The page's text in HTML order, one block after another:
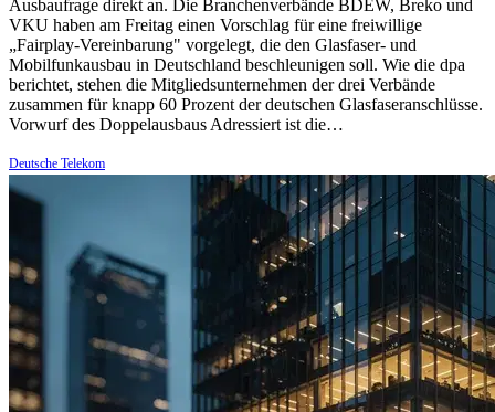
Ausbaufrage direkt an. Die Branchenverbände BDEW, Breko und
VKU haben am Freitag einen Vorschlag für eine freiwillige
„Fairplay-Vereinbarung" vorgelegt, die den Glasfaser- und
Mobilfunkausbau in Deutschland beschleunigen soll. Wie die dpa
berichtet, stehen die Mitgliedsunternehmen der drei Verbände
zusammen für knapp 60 Prozent der deutschen Glasfaseranschlüsse.
Vorwurf des Doppelausbaus Adressiert ist die…
Deutsche Telekom